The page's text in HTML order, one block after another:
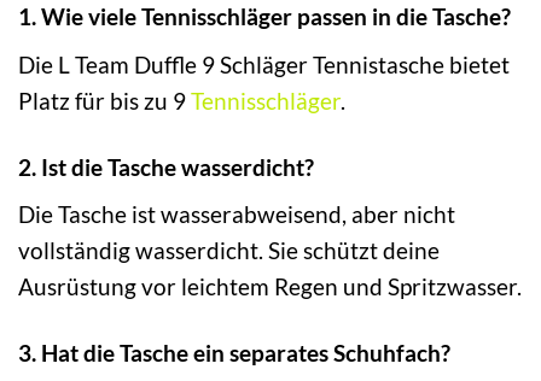
1. Wie viele Tennisschläger passen in die Tasche?
Die L Team Duffle 9 Schläger Tennistasche bietet
Platz für bis zu 9Tennisschläger.
2. Ist die Tasche wasserdicht?
Die Tasche ist wasserabweisend, aber nicht
vollständig wasserdicht. Sie schützt deine
Ausrüstung vor leichtem Regen und Spritzwasser.
3. Hat die Tasche ein separates Schuhfach?